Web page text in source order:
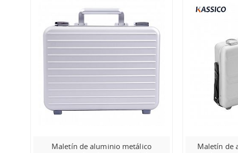
Maletín de aluminio metálico
Maletín de